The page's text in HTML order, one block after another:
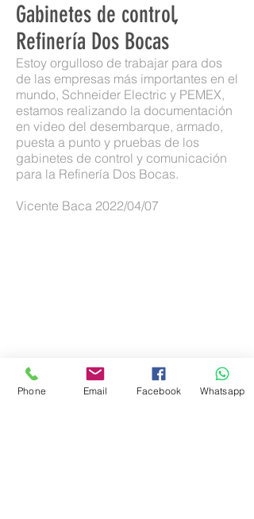
Gabinetes de control,
Refinería Dos Bocas
Estoy orgulloso de trabajar para dos
de las empresas más importantes en el
mundo, Schneider Electric y PEMEX,
estamos realizando la documentación
en video del desembarque, armado,
puesta a punto y pruebas de los
gabinetes de control y comunicación
para la Refinería Dos Bocas.
Vicente Baca 2022/04/07
Tren Maya, Maquinaria
El Tren Maya es el proyecto más
Phone Email Facebook Whatsapp